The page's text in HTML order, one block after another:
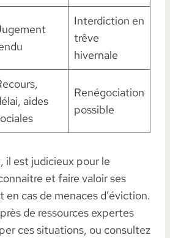
Interdiction en
trêve
hivernale
aides
Renégociation
possible
il est judicieux pour le
et faire valoir ses
cas de menaces d’éviction.
de ressources expertes
ces situations, ou consultez